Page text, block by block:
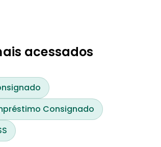
acessados
Consignado